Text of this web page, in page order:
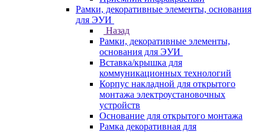
Рамки, декоративные элементы, основания
для ЭУИ
Назад
Рамки, декоративные элементы,
основания для ЭУИ
Вставка/крышка для
коммуникационных технологий
Корпус накладной для открытого
монтажа электроустановочных
устройств
Основание для открытого монтажа
Рамка декоративная для